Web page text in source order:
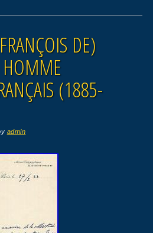
DE)
HOMME
(1885-
admin